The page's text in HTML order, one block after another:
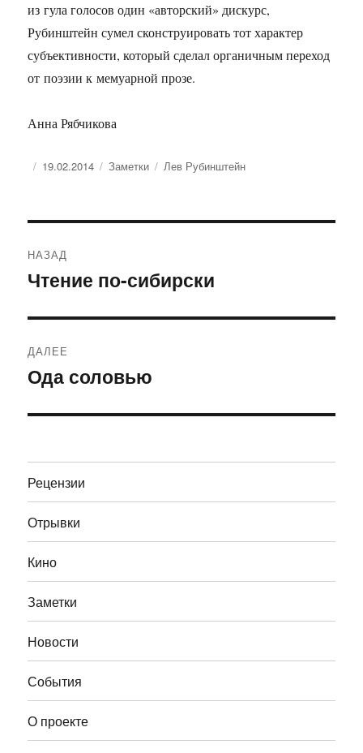
из гула голосов один «авторский» дискурс,
Рубинштейн сумел сконструировать тот характер
субъективности, который сделал органичным переход
от поэзии к мемуарной прозе.
Анна Рябчикова
Опубликовано
19.02.2014 Рубрики
Заметки Метки
Лев Рубинштейн
по
НАЗАД
Предыдущая
Чтение по-сибирски
ДАЛЕЕ
Следующая
Ода соловью
Рецензии
Отрывки
Кино
Заметки
Новости
События
О проекте